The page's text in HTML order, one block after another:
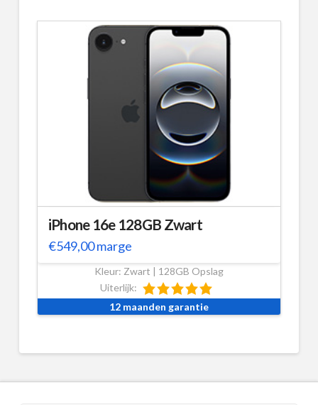
iPhone 16e 128GB Zwart
€549,00marge
Kleur: Zwart | 128GB Opslag
Uiterlijk:
12 maanden garantie